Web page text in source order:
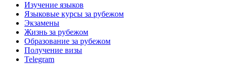
Изучение языков
Языковые курсы за рубежом
Экзамены
Жизнь за рубежом
Образование за рубежом
Получение визы
Telegram